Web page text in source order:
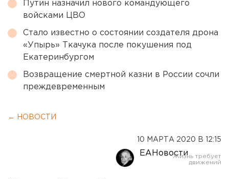
Путин назначил нового командующего
войсками ЦВО
Стало известно о состоянии создателя дрона
«Упырь» Ткачука после покушения под
Екатеринбургом
Возвращение смертной казни в России сочли
преждевременным
← НОВОСТИ
10 МАРТА 2020 В 12:15
ЕАНовости